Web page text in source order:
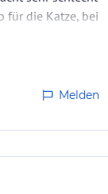
für die Katze, bei
Melden